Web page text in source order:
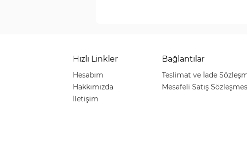
Hızlı Linkler
Hesabım
Hakkımızda
İletişim
Bağlantılar
Teslimat ve İade
Mesafeli Satış